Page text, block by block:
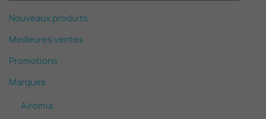
Nouveaux produits
Meilleures ventes
Promotions
Marques
Airomia